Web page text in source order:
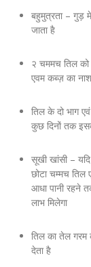
बहुमुत्रता – गुड़
जाता है
२ चममच तिल
एवम कब्ज़ का
तिल के दो भाग
कुछ दिनों तक
सूखी खांसी –
छोटा चम्मच तिल
आधा पानी रहने
लाभ मिलेगा
तिल का तेल गरम
देता है